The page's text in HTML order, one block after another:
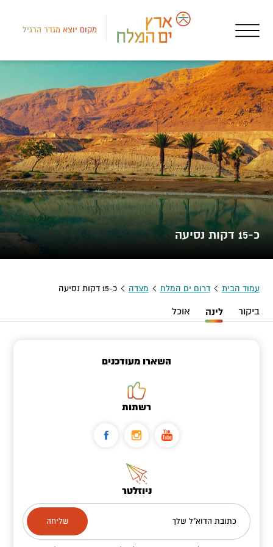
מקום יוצא מגדר הרגיל
כ-15 דקות נסיעה
עמוד הבית דרום ים המלח מצדה כ-15 דקות נסיעה
ביקור לינה אוכל
השארו מעודכנים
רשתות
ניוזלטר
כתובת הדוא"ל שלך
הר